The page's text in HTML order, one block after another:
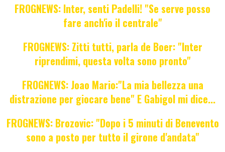
FROGNEWS: Inter, senti Padelli! "Se serve posso
fare anch'io il centrale"
FROGNEWS: Zitti tutti, parla de Boer: "Inter
riprendimi, questa volta sono pronto"
FROGNEWS: Joao Mario:"La mia bellezza una
distrazione per giocare bene" E Gabigol mi dice...
FROGNEWS: Brozovic: "Dopo i 5 minuti di Benevento
sono a posto per tutto il girone d'andata"